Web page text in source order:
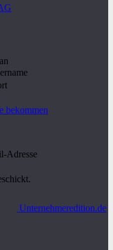
bekommen
Adresse
Unternehmeredition.de